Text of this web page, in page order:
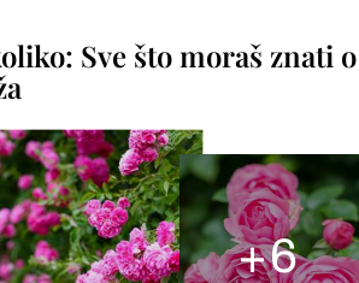
Sve što moraš znati o
+6